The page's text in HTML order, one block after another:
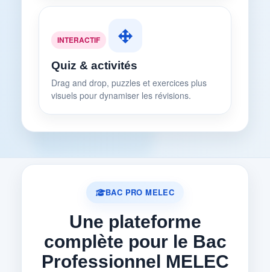
INTERACTIF
Quiz & activités
Drag and drop, puzzles et exercices plus
visuels pour dynamiser les révisions.
BAC PRO MELEC
Une plateforme
complète pour le Bac
Professionnel MELEC